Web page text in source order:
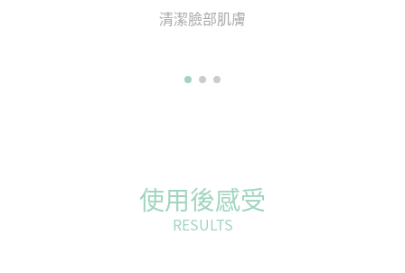
清潔臉部肌膚
使用後感受
RESULTS